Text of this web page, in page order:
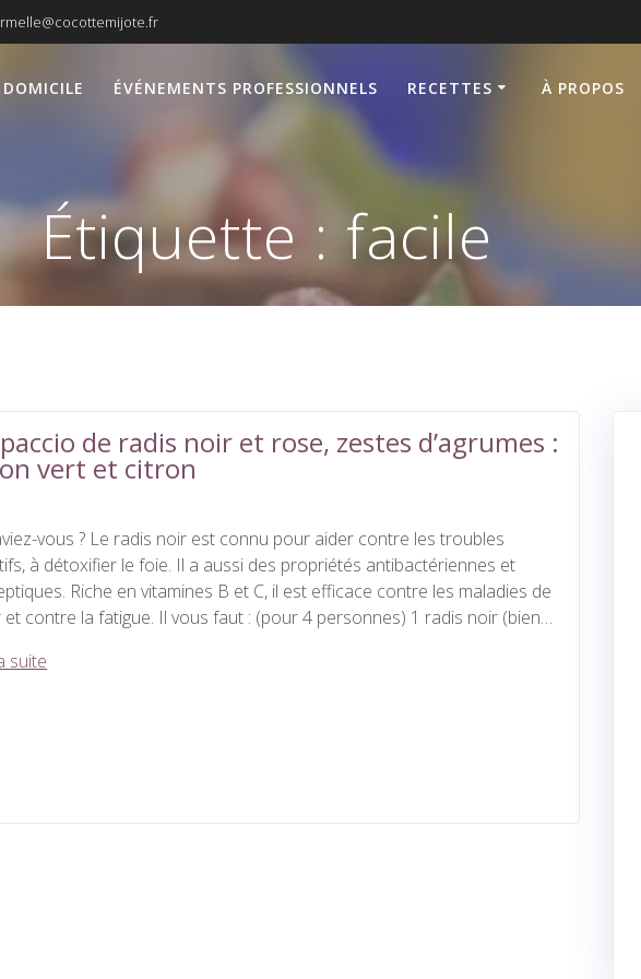
ÉVÉNEMENTS PROFESSIONNELS RECETTES À PROPOS
Étiquette : facile
de radis noir et rose, zestes d’agrumes :
vert et citron
vous ? Le radis noir est connu pour aider contre les troubles
à détoxifier le foie. Il a aussi des propriétés antibactériennes et
Riche en vitamines B et C, il est efficace contre les maladies de
et contre la fatigue. Il vous faut : (pour 4 personnes) 1 radis noir (bien…
suite